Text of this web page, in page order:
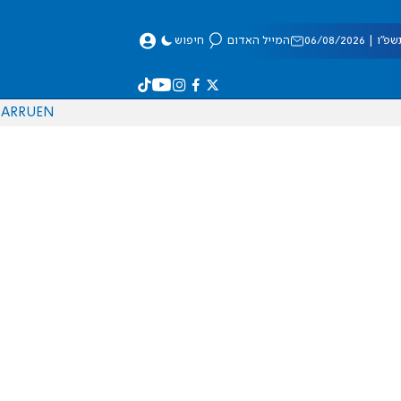
08/2026 המייל האדום חיפוש
EN
RU
AR